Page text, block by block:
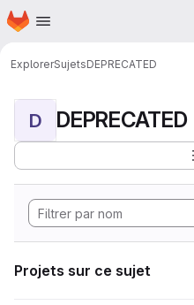
Passer au contenu principal
Page d'accueil
ExplorerSujetsDEPRECATED
D DEPRECATED
Projets sur ce sujet